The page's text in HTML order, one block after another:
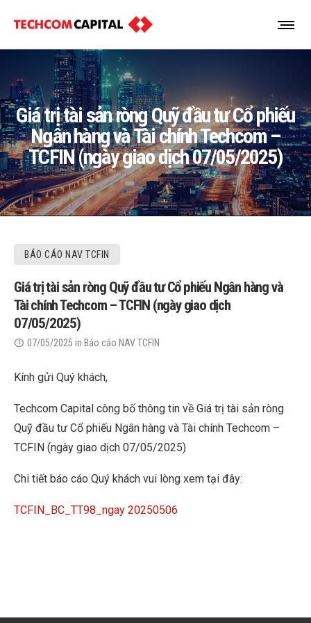
Giá trị tài sản ròng Quỹ đầu tư Cổ phiếu
Ngân hàng và Tài chính Techcom –
TCFIN (ngày giao dịch 07/05/2025)
BÁO CÁO NAV TCFIN
Giá trị tài sản ròng Quỹ đầu tư Cổ phiếu Ngân hàng và
Tài chính Techcom – TCFIN (ngày giao dịch
07/05/2025)
07/05/2025 in Báo cáo NAV TCFIN
Kính gửi Quý khách,
Techcom Capital công bố thông tin về Giá trị tài sản ròng
Quỹ đầu tư Cổ phiếu Ngân hàng và Tài chính Techcom –
TCFIN (ngày giao dịch 07/05/2025)
Chi tiết báo cáo Quý khách vui lòng xem tại đây:
TCFIN_BC_TT98_ngay 20250506